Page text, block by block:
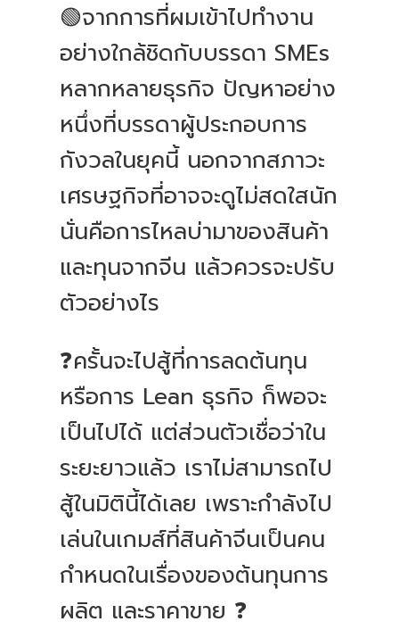
🟢จากการที่ผมเข้าไปทำงาน
อย่างใกล้ชิดกับบรรดา SMEs
หลากหลายธุรกิจ ปัญหาอย่าง
หนึ่งที่บรรดาผู้ประกอบการ
กังวลในยุคนี้ นอกจากสภาวะ
เศรษฐกิจที่อาจจะดูไม่สดใสนัก
นั่นคือการไหลบ่ามาของสินค้า
และทุนจากจีน แล้วควรจะปรับ
ตัวอย่างไร
❓ครั้นจะไปสู้ที่การลดต้นทุน
หรือการ Lean ธุรกิจ ก็พอจะ
เป็นไปได้ แต่ส่วนตัวเชื่อว่าใน
ระยะยาวแล้ว เราไม่สามารถไป
สู้ในมิตินี้ได้เลย เพราะกำลังไป
เล่นในเกมส์ที่สินค้าจีนเป็นคน
กำหนดในเรื่องของต้นทุนการ
ผลิต และราคาขาย ❓